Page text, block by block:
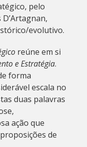
pelo
evolutivo.
reúne em si
e Estratégia.
forma
escala no
duas palavras
ação que
de